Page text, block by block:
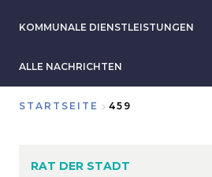
KOMMUNALE DIENSTLEISTUNGEN
ALLE NACHRICHTEN
STARTSEITE 459
RAT DER STADT